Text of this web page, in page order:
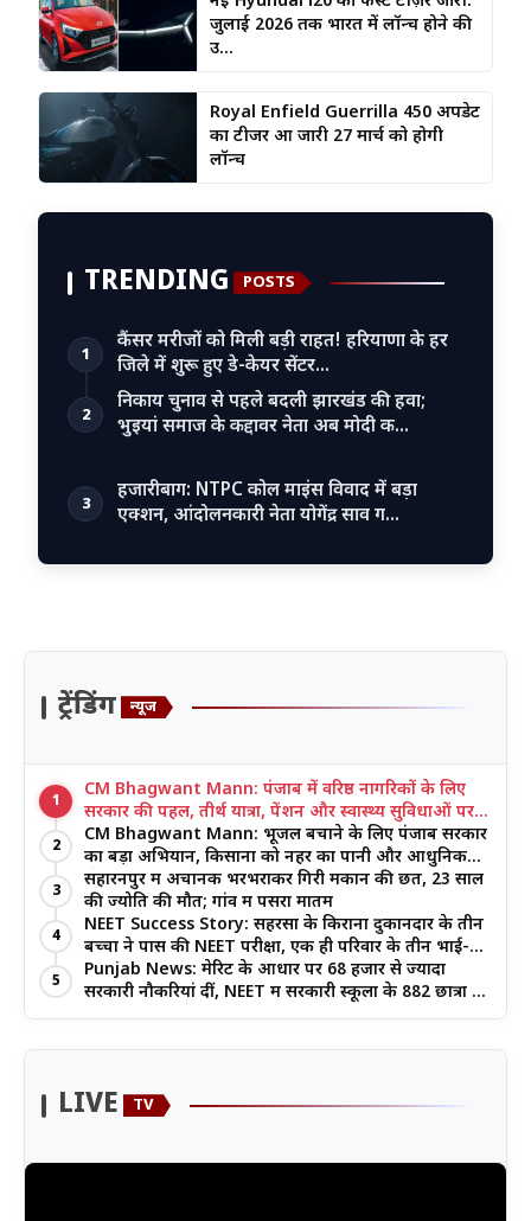
जुलाई 2026 तक भारत में लॉन्च होने की
उ...
Royal Enfield Guerrilla 450 अपडेट
का टीजर हुआ जारी 27 मार्च को होगी
लॉन्च
TRENDING POSTS
1
कैंसर मरीजों को मिली बड़ी राहत! हरियाणा के हर
जिले में शुरू हुए डे-केयर सेंटर…
2
निकाय चुनाव से पहले बदली झारखंड की हवा;
भुइयां समाज के कद्दावर नेता अब मोदी क…
3
हजारीबाग: NTPC कोल माइंस विवाद में बड़ा
एक्शन, आंदोलनकारी नेता योगेंद्र साव ग…
ट्रेंडिंग न्यूज
1
CM Bhagwant Mann: पंजाब में वरिष्ठ नागरिकों के लिए
सरकार की पहल, तीर्थ यात्रा, पेंशन और स्वास्थ्य सुविधाओं पर
जोर
2
CM Bhagwant Mann: भूजल बचाने के लिए पंजाब सरकार
का बड़ा अभियान, किसानों को नहर का पानी और आधुनिक
खेती का मिल रहा लाभ
3
सहारनपुर में अचानक भरभराकर गिरी मकान की छत, 23 साल
की ज्योति की मौत; गांव में पसरा मातम
4
NEET Success Story: सहरसा के किराना दुकानदार के तीन
बच्चों ने पास की NEET परीक्षा, एक ही परिवार के तीन भाई-
बहनों ने रचा इतिहास
5
Punjab News: मेरिट के आधार पर 68 हजार से ज्यादा
सरकारी नौकरियां दीं, NEET में सरकारी स्कूलों के 882 छात्रों की
सफलता पर बोले CM मान
LIVE TV